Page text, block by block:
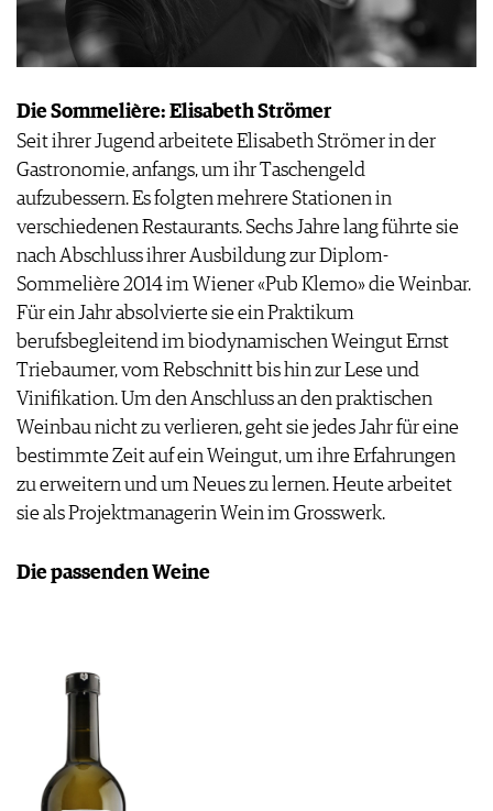
Die Sommelière: Elisabeth Strömer
Seit ihrer Jugend arbeitete Elisabeth Strömer in der
Gastronomie, anfangs, um ihr Taschengeld
aufzubessern. Es folgten mehrere Stationen in
verschiedenen Restaurants. Sechs Jahre lang führte sie
nach Abschluss ihrer Ausbildung zur Diplom-
Sommelière 2014 im Wiener «Pub Klemo» die Weinbar.
Für ein Jahr absolvierte sie ein Praktikum
berufsbegleitend im biodynamischen Weingut Ernst
Triebaumer, vom Rebschnitt bis hin zur Lese und
Vinifikation. Um den Anschluss an den praktischen
Weinbau nicht zu verlieren, geht sie jedes Jahr für eine
bestimmte Zeit auf ein Weingut, um ihre Erfahrungen
zu erweitern und um Neues zu lernen. Heute arbeitet
sie als Projektmanagerin Wein im Grosswerk.
Die passenden Weine